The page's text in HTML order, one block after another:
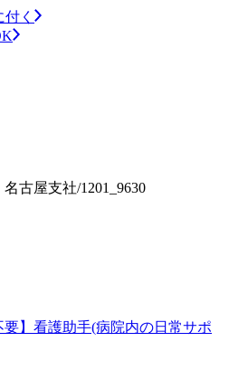
く
古屋支社/1201_9630
】看護助手(病院内の日常サポ